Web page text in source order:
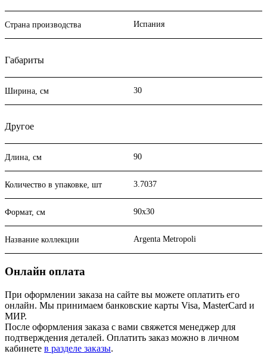
Страна производства Испания
Габариты
Ширина, см 30
Другое
Длина, см 90
Количество в упаковке, шт 3.7037
Формат, см 90x30
Название коллекции Argenta Metropoli
Онлайн оплата
При оформлении заказа на сайте вы можете оплатить его
онлайн. Мы принимаем банковские карты Visa, MasterCard и
МИР.
После оформления заказа с вами свяжется менеджер для
подтверждения деталей. Оплатить заказ можно в личном
кабинете в разделе заказы.